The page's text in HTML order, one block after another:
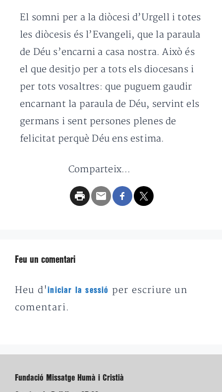
El somni per a la diòcesi d’Urgell i totes
les diòcesis és l’Evangeli, que la paraula
de Déu s’encarni a casa nostra. Això és
el que desitjo per a tots els diocesans i
per tots vosaltres: que puguem gaudir
encarnant la paraula de Déu, servint els
germans i sent persones plenes de
felicitat perquè Déu ens estima.
Comparteix...
Feu un comentari
Heu d'iniciar la sessió
per escriure un
comentari.
Fundació Missatge Humà i Cristià